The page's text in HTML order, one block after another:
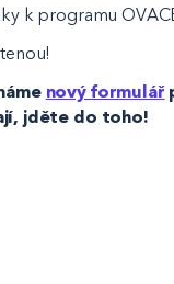
k programu
nový formulář
jděte do toho!